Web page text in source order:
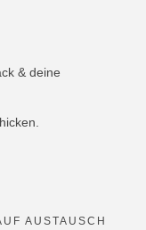
& deine
AUSTAUSCH